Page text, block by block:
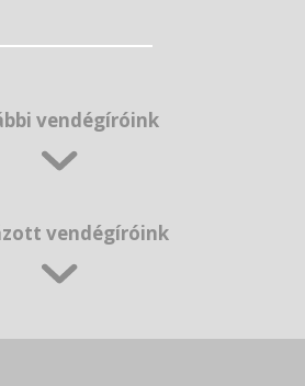
vendégíróink
vendégíróink